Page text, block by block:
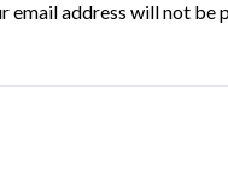
email address will not be